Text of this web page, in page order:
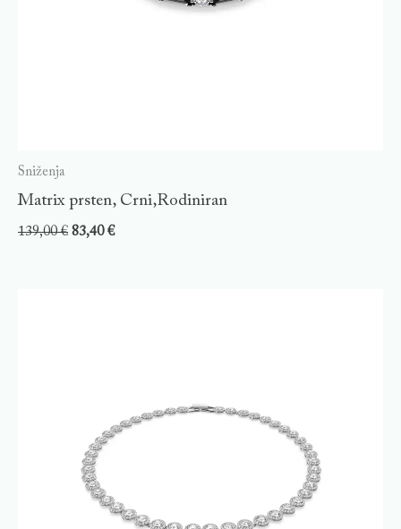
Sniženja
Matrix prsten, Crni,Rodiniran
139,00€ 83,40€